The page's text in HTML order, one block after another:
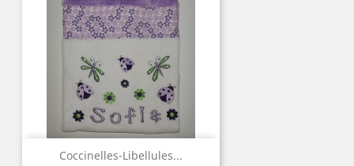
Coccinelles-Libellules...